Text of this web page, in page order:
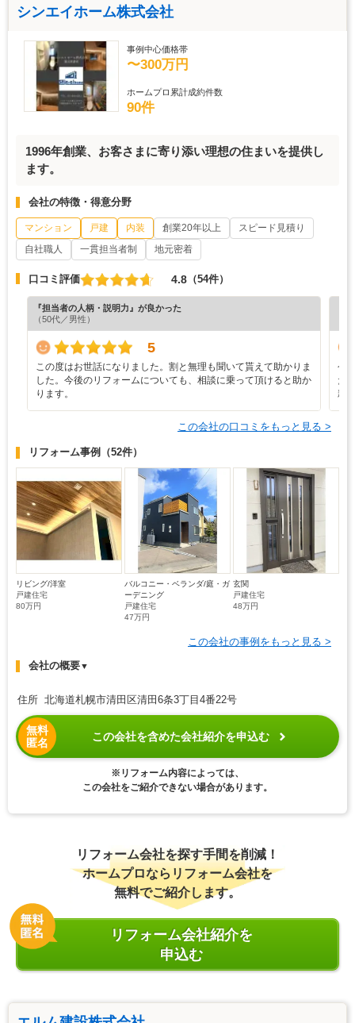
シンエイホーム株式会社
事例中心価格帯
〜300万円
ホームプロ累計成約件数
90件
1996年創業、お客さまに寄り添い理想の住まいを提供し
ます。
会社の特徴・得意分野
マンション 戸建 内装 創業20年以上
スピード見積り
自社職人
一貫担当者制 地元密着
口コミ評価 4.8 （54件）
『担当者の人柄・説明力』が良かった
（50代／男性）
5
この度はお世話になりました。割と無理も聞いて貰えて助かりま
した。今後のリフォームについても、相談に乗って頂けると助か
ります。
今
た
親
この会社の口コミをもっと見る >
リフォーム事例 （52件）
リビング/洋室
戸建住宅
80万円
バルコニー・ベランダ/庭・ガ
ーデニング
戸建住宅
47万円
玄関
戸建住宅
48万円
この会社の事例をもっと見る >
会社の概要▼
住所 北海道札幌市清田区清田6条3丁目4番22号
無料
匿名
この会社を含めた会社紹介を申込む
※リフォーム内容によっては、
この会社をご紹介できない場合があります。
リフォーム会社を探す手間を削減！
ホームプロならリフォーム会社を
無料でご紹介します。
リフォーム会社紹介を
申込む